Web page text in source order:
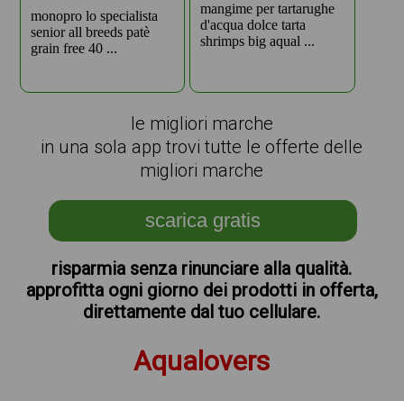
monopro lo specialista
senior all breeds patè
grain free 40 ...
mangime per tartarughe
d'acqua dolce tarta
shrimps big aqual ...
le migliori marche
in una sola app trovi tutte le offerte delle
migliori marche
scarica gratis
risparmia senza rinunciare alla qualità.
approfitta ogni giorno dei prodotti in offerta,
direttamente dal tuo cellulare.
Aqualovers